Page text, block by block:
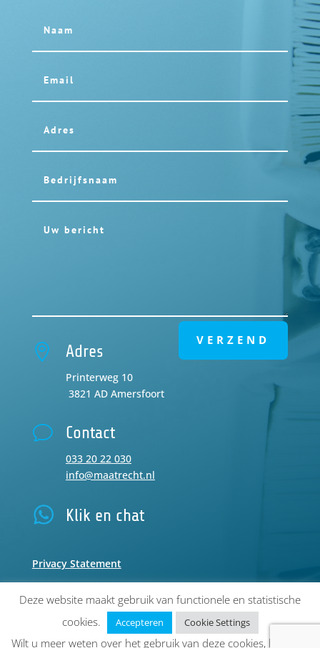
VERZEND
 Adres
Printerweg 10
3821 AD Amersfoort
v Contact
033 20 22 030
info@maatrecht.nl
Klik en chat
Privacy Statement
Deze website maakt gebruik van functionele en statistische
cookies.
Accepteren Cookie Settings
Wilt u meer weten over het gebruik van deze cookies, lees dan